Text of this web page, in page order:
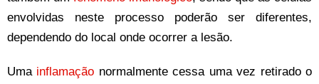
envolvidas neste processo poderão ser diferentes,
dependendo do local onde ocorrer a lesão.
Uma inflamação normalmente cessa uma vez retirado o